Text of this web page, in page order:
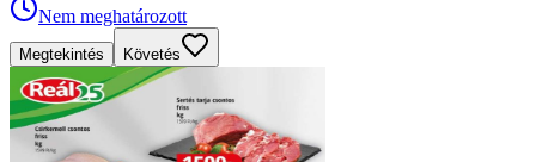
Nem meghatározott
Megtekintés Követés